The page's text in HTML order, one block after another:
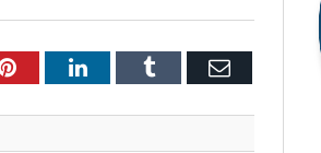
PinterestLinkedInTumblr Email